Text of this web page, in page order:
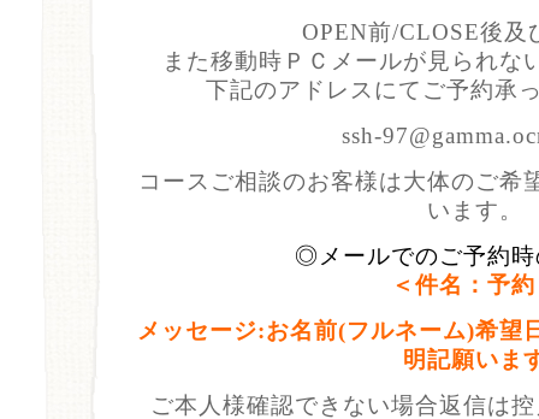
OPEN前/CLOSE後及
また移動時ＰＣメールが見られな
下記のアドレスにてご予約承
ssh-
コースご相談のお客様は大体のご希
います。
◎メールでのご予約
＜件名：予
メッセージ:お名前(フルネーム)希望
明記願いま
ご本人様確認できない場合返信は